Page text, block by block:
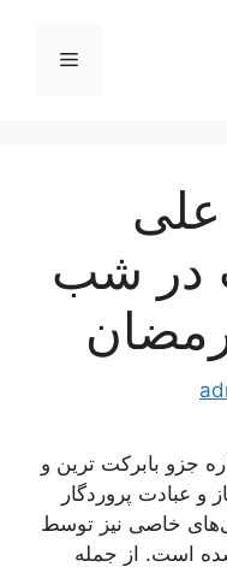
فهرست
علی
در شب
جزو بابرکت ترین و
و عبادت پروردگار
خاصی نیز توسط
شده است. از جمله